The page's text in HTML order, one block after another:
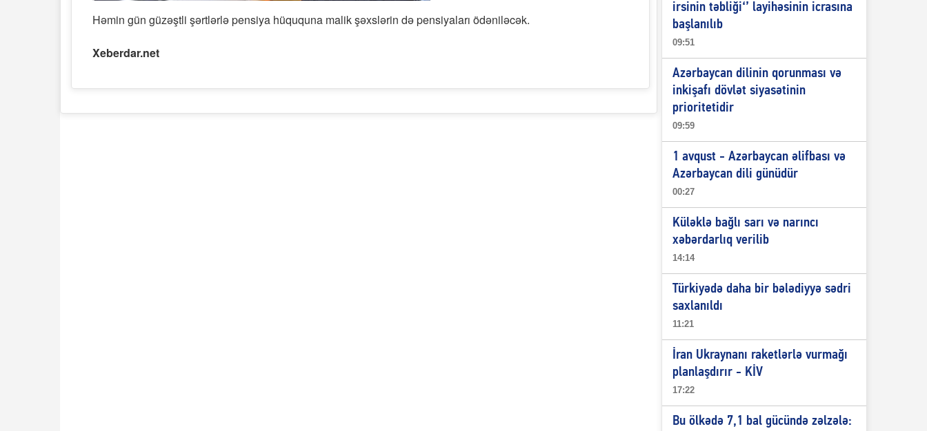
Həmin gün güzəştli şərtlərlə pensiya hüququna malik şəxslərin də pensiyaları ödəniləcək.
Xeberdar.net
irsinin təbliği‘’ layihəsinin icrasına
başlanılıb
09:51
Azərbaycan dilinin qorunması və
inkişafı dövlət siyasətinin
prioritetidir
09:59
1 avqust - Azərbaycan əlifbası və
Azərbaycan dili günüdür
00:27
Küləklə bağlı sarı və narıncı
xəbərdarlıq verilib
14:14
Türkiyədə daha bir bələdiyyə sədri
saxlanıldı
11:21
İran Ukraynanı raketlərlə vurmağı
planlaşdırır - KİV
17:22
Bu ölkədə 7,1 bal gücündə zəlzələ: